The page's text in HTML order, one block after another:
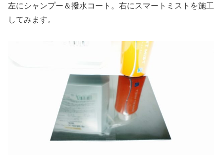
左にシャンプー＆撥水コート。右にスマートミストを施工
してみます。